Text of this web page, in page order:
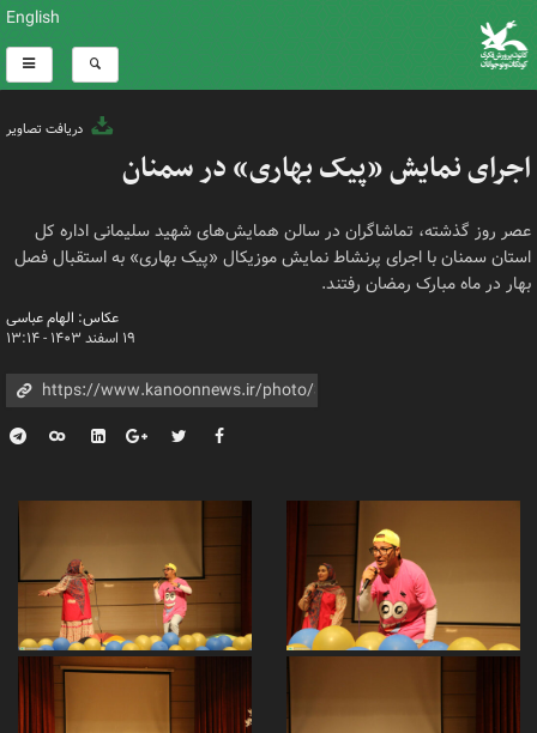
English
دریافت تصاویر
اجرای نمایش «پیک بهاری» در سمنان
عصر روز گذشته، تماشاگران در سالن همایش‌های شهید سلیمانی اداره کل
استان سمنان با اجرای پرنشاط نمایش موزیکال «پیک بهاری» به استقبال فصل
بهار در ماه مبارک رمضان رفتند.
عکاس: الهام عباسی
۱۹ اسفند ۱۴۰۳ - ۱۳:۱۴